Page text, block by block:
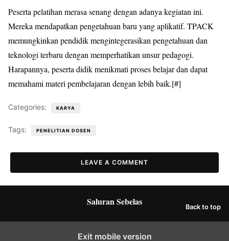
Peserta pelatihan merasa senang dengan adanya kegiatan ini.
Mereka mendapatkan pengetahuan baru yang aplikatif. TPACK
memungkinkan pendidik mengintegerasikan pengetahuan dan
teknologi terbaru dengan memperhatikan unsur pedagogi.
Harapannya, peserta didik menikmati proses belajar dan dapat
memahami materi pembelajaran dengan lebih baik.[#]
Categories: KARYA
Tags: PENELITIAN DOSEN
LEAVE A COMMENT
Saluran Sebelas Back to top
Exit mobile version